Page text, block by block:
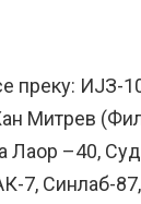
преку: ИЈЗ-
Митрев
Лаор –40,
7, Синлаб-